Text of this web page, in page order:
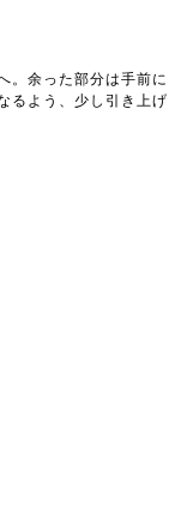
。余った部分は手前に
るよう、少し引き上げ